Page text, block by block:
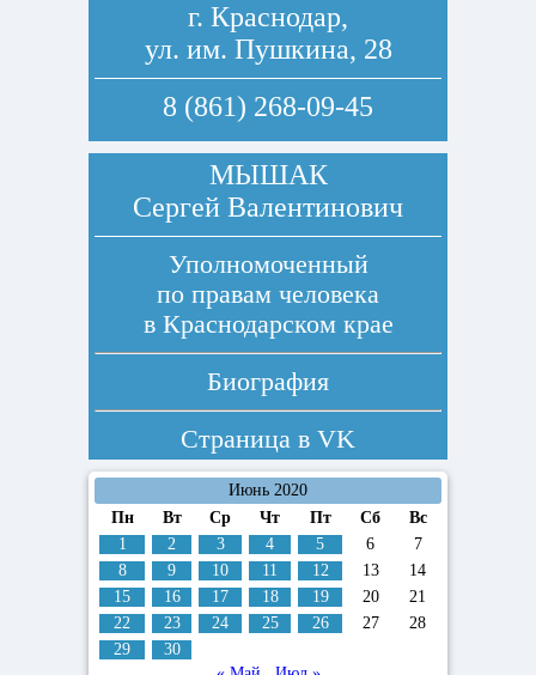
г. Краснодар,
ул. им. Пушкина, 28
8 (861) 268-09-45
МЫШАК
Сергей Валентинович
Уполномоченный
по правам человека
в Краснодарском крае
Биография
Страница в VK
Июнь 2020
Пн
Вт Ср Чт Пт Сб
Вс
1
2 3 4 5 6
7
8
9 10 11 12 13
14
15
16 17 18 19 20
21
22
23 24 25 26 27
28
29
30